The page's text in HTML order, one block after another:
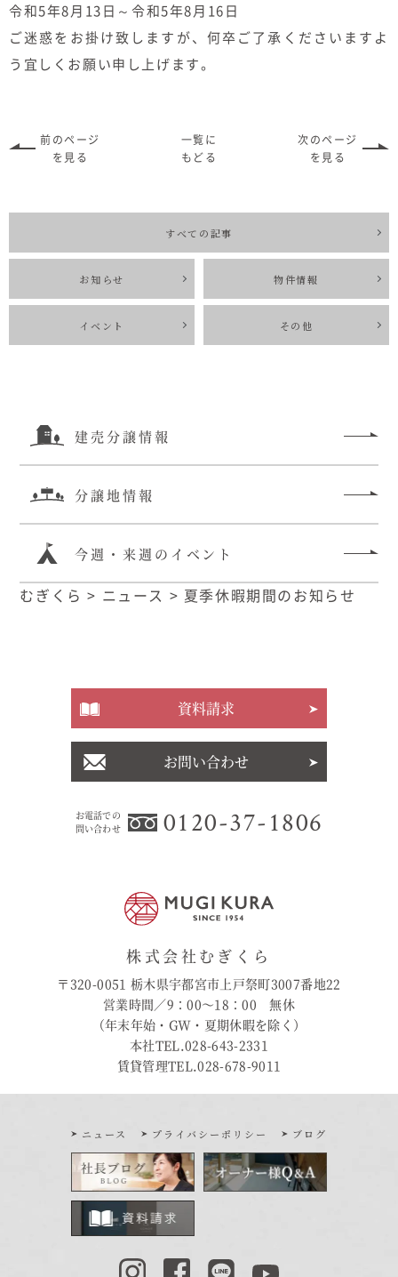
お電話での
お問い合わ
せ
0120-37-
1806
令和5年8月13日～令和5年8月16日
ご迷惑をお掛け致しますが、何卒ご了承くださいますよ
う宜しくお願い申し上げます。
前のページ
を見る
一覧に
もどる
次のページ
を見る
すべての記事
お知らせ 物件情報
イベント その他
建売分譲情報
分譲地情報
今週・来週のイベント
むぎくら > ニュース > 夏季休暇期間のお知らせ
お電話での
問い合わせ
0120-37-1806
資料請求
お問い合わせ
株式会社むぎくら
〒320-0051 栃木県宇都宮市上戸祭町3007番地22
営業時間／9：00〜18：00 無休
（年末年始・GW・夏期休暇を除く）
本社TEL.028-643-2331
賃貸管理TEL.028-678-9011
ニュース プライバシーポリシー ブログ